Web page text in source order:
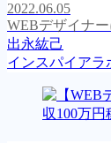
2022.06.05
WEBデザイナ
出永紘己
インスパイアラ